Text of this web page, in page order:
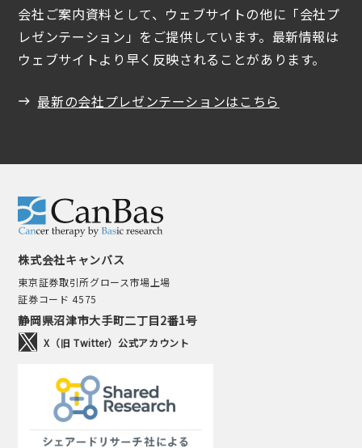
会社ご案内資料として、ウェブサイトの他に「会社プ
レゼンテーション」をご提供しています。最新情報は
ウェブサイトより早く反映されることがあります。
最新の会社プレゼンテーションはこちら
株式会社キャンバス
東京証券取引所グロース市場上場
証券コード 4575
静岡県沼津市大手町二丁目2番1号
X（旧 Twitter）公式アカウント